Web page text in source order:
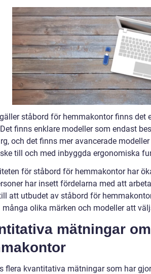
ståbord för hemmakontor finns det
finns enklare modeller som endast
och det finns mer avancerade
till och med inbyggda ergonomiska
för ståbord för hemmakontor har
har insett fördelarna med att
att utbudet av ståbord för
många olika märken och modeller att
mätningar
flera kvantitativa mätningar som har